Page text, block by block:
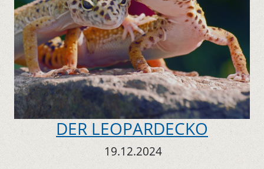
DER LEOPARDECKO
19.12.2024